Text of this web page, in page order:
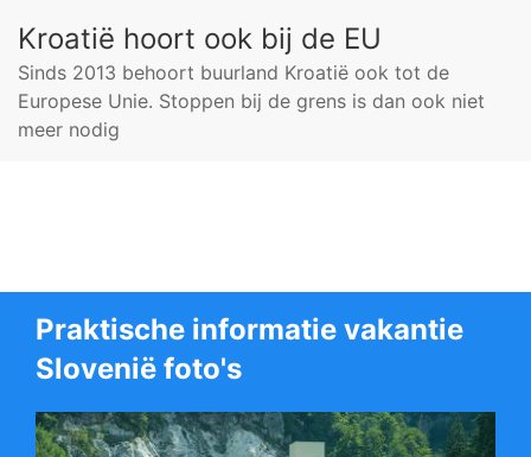
Kroatië hoort ook bij de EU
Sinds 2013 behoort buurland Kroatië ook tot de
Europese Unie. Stoppen bij de grens is dan ook niet
meer nodig
Praktische informatie vakantie
Slovenië foto's